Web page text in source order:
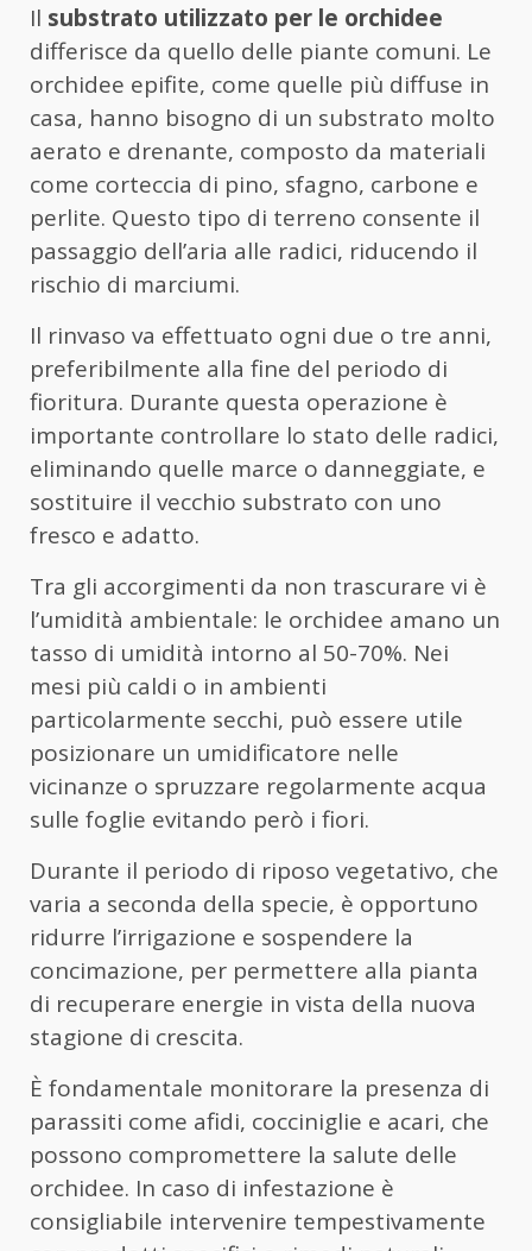
Il substrato utilizzato per le orchidee
differisce da quello delle piante comuni. Le
orchidee epifite, come quelle più diffuse in
casa, hanno bisogno di un substrato molto
aerato e drenante, composto da materiali
come corteccia di pino, sfagno, carbone e
perlite. Questo tipo di terreno consente il
passaggio dell’aria alle radici, riducendo il
rischio di marciumi.
Il rinvaso va effettuato ogni due o tre anni,
preferibilmente alla fine del periodo di
fioritura. Durante questa operazione è
importante controllare lo stato delle radici,
eliminando quelle marce o danneggiate, e
sostituire il vecchio substrato con uno
fresco e adatto.
Tra gli accorgimenti da non trascurare vi è
l’umidità ambientale: le orchidee amano un
tasso di umidità intorno al 50-70%. Nei
mesi più caldi o in ambienti
particolarmente secchi, può essere utile
posizionare un umidificatore nelle
vicinanze o spruzzare regolarmente acqua
sulle foglie evitando però i fiori.
Durante il periodo di riposo vegetativo, che
varia a seconda della specie, è opportuno
ridurre l’irrigazione e sospendere la
concimazione, per permettere alla pianta
di recuperare energie in vista della nuova
stagione di crescita.
È fondamentale monitorare la presenza di
parassiti come afidi, cocciniglie e acari, che
possono compromettere la salute delle
orchidee. In caso di infestazione è
consigliabile intervenire tempestivamente